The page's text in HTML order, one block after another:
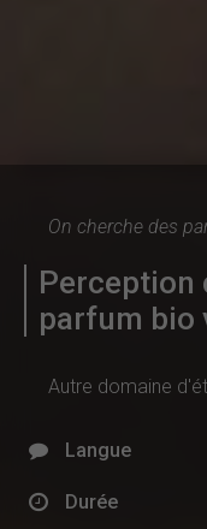
On cherche des
Perception
parfum bio
Autre domaine
Langue
Durée